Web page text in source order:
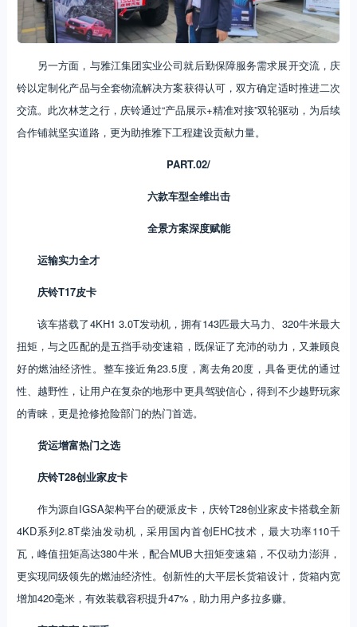
另一方面，与雅江集团实业公司就后勤保障服务需求展开交流，庆
铃以定制化产品与全套物流解决方案获得认可，双方确定适时推进二次
交流。此次林芝之行，庆铃通过“产品展示+精准对接”双轮驱动，为后续
合作铺就坚实道路，更为助推雅下工程建设贡献力量。
PART.02/
六款车型全维出击
全景方案深度赋能
运输实力全才
庆铃T17皮卡
该车搭载了4KH1 3.0T发动机，拥有143匹最大马力、320牛米最大
扭矩，与之匹配的是五挡手动变速箱，既保证了充沛的动力，又兼顾良
好的燃油经济性。整车接近角23.5度，离去角20度，具备更优的通过
性、越野性，让用户在复杂的地形中更具驾驶信心，得到不少越野玩家
的青睐，更是抢修抢险部门的热门首选。
货运增富热门之选
庆铃T28创业家皮卡
作为源自IGSA架构平台的硬派皮卡，庆铃T28创业家皮卡搭载全新
4KD系列2.8T柴油发动机，采用国内首创EHC技术，最大功率110千
瓦，峰值扭矩高达380牛米，配合MUB大扭矩变速箱，不仅动力澎湃，
更实现同级领先的燃油经济性。创新性的大平层长货箱设计，货箱内宽
增加420毫米，有效装载容积提升47%，助力用户多拉多赚。